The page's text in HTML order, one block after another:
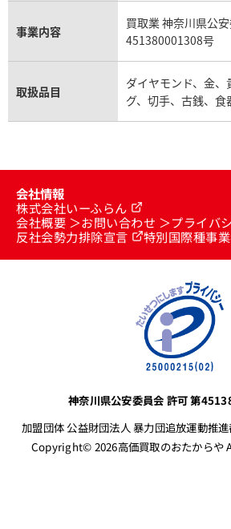
事業内容
買取業 神奈川県公
451380001308号
取扱品目
ダイヤモンド、金
グ、切手、古銭、
会社情報
株式会社いーふらん
会社概要
お問い合わせ
プライバ
反社会勢力排除宣言
特別国際種事
神奈川県公安委員会 許可 第
加盟団体 公益財団法人 暴力団追放運動推
Copyright© 2026高価買取のおたからや